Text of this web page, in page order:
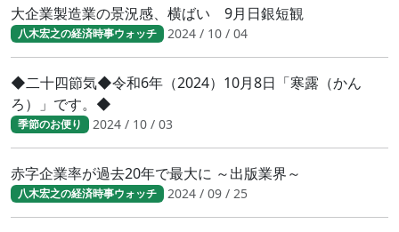
大企業製造業の景況感、横ばい 9月日銀短観
八木宏之の経済時事ウォッチ 2024 / 10 / 04
◆二十四節気◆令和6年（2024）10月8日「寒露（かん
ろ）」です。◆
季節のお便り 2024 / 10 / 03
赤字企業率が過去20年で最大に ～出版業界～
八木宏之の経済時事ウォッチ 2024 / 09 / 25